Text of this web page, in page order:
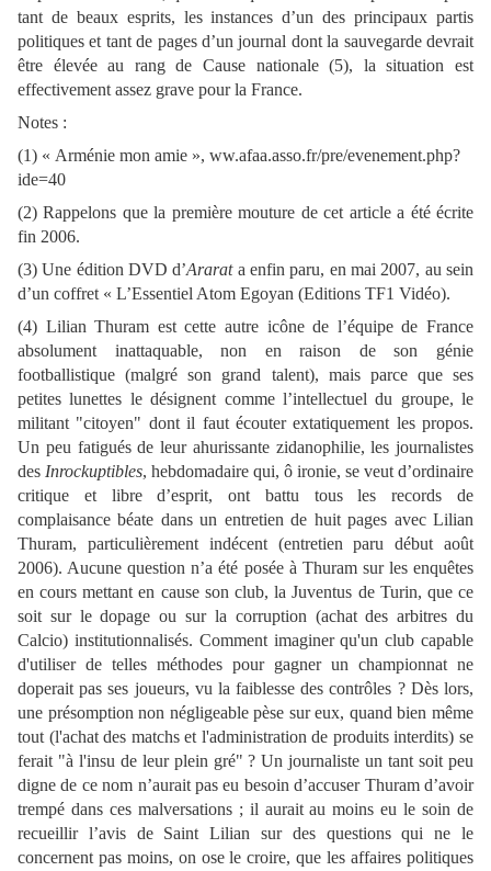
tant de beaux esprits, les instances d’un des principaux partis
politiques et tant de pages d’un journal dont la sauvegarde devrait
être élevée au rang de Cause nationale (5), la situation est
effectivement assez grave pour la France.
Notes :
(1) « Arménie mon amie », ww.afaa.asso.fr/pre/evenement.php?
ide=40
(2) Rappelons que la première mouture de cet article a été écrite
fin 2006.
(3) Une édition DVD d’Ararata enfin paru, en mai 2007, au sein
d’un coffret « L’Essentiel Atom Egoyan (Editions TF1 Vidéo).
(4) Lilian Thuram est cette autre icône de l’équipe de France
absolument inattaquable, non en raison de son génie
footballistique (malgré son grand talent), mais parce que ses
petites lunettes le désignent comme l’intellectuel du groupe, le
militant "citoyen" dont il faut écouter extatiquement les propos.
Un peu fatigués de leur ahurissante zidanophilie, les journalistes
des Inrockuptibles, hebdomadaire qui, ô ironie, se veut d’ordinaire
critique et libre d’esprit, ont battu tous les records de
complaisance béate dans un entretien de huit pages avec Lilian
Thuram, particulièrement indécent (entretien paru début août
2006). Aucune question n’a été posée à Thuram sur les enquêtes
en cours mettant en cause son club, la Juventus de Turin, que ce
soit sur le dopage ou sur la corruption (achat des arbitres du
Calcio) institutionnalisés. Comment imaginer qu'un club capable
d'utiliser de telles méthodes pour gagner un championnat ne
doperait pas ses joueurs, vu la faiblesse des contrôles ? Dès lors,
une présomption non négligeable pèse sur eux, quand bien même
tout (l'achat des matchs et l'administration de produits interdits) se
ferait "à l'insu de leur plein gré" ? Un journaliste un tant soit peu
digne de ce nom n’aurait pas eu besoin d’accuser Thuram d’avoir
trempé dans ces malversations ; il aurait au moins eu le soin de
recueillir l’avis de Saint Lilian sur des questions qui ne le
concernent pas moins, on ose le croire, que les affaires politiques